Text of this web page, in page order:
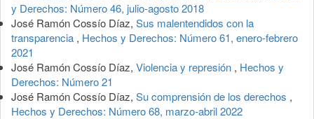
y Derechos: Número 46, julio-agosto 2018
José Ramón Cossío Díaz, Sus malentendidos con la
transparencia , Hechos y Derechos: Número 61, enero-febrero
2021
José Ramón Cossío Díaz, Violencia y represión , Hechos y
Derechos: Número 21
José Ramón Cossío Díaz, Su comprensión de los derechos ,
Hechos y Derechos: Número 68, marzo-abril 2022